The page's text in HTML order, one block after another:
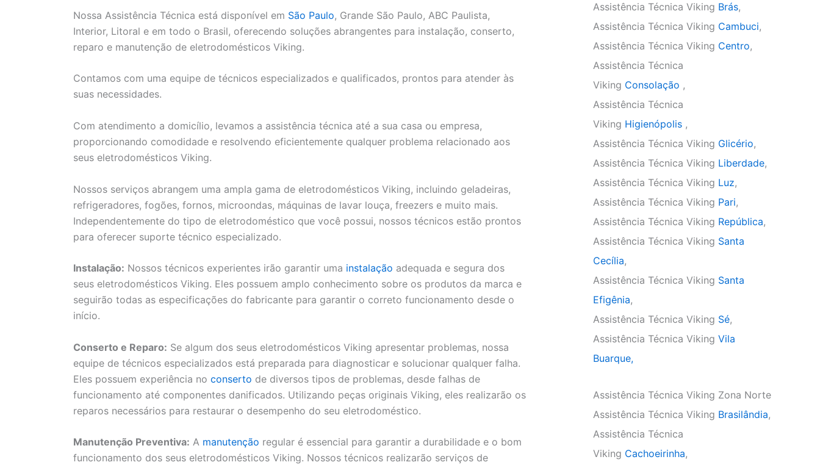
Nossa Assistência Técnica está disponível em São Paulo, Grande São Paulo, ABC Paulista,
Interior, Litoral e em todo o Brasil, oferecendo soluções abrangentes para instalação, conserto,
reparo e manutenção de eletrodomésticos Viking.
Contamos com uma equipe de técnicos especializados e qualificados, prontos para atender às
suas necessidades.
Com atendimento a domicílio, levamos a assistência técnica até a sua casa ou empresa,
proporcionando comodidade e resolvendo eficientemente qualquer problema relacionado aos
seus eletrodomésticos Viking.
Nossos serviços abrangem uma ampla gama de eletrodomésticos Viking, incluindo geladeiras,
refrigeradores, fogões, fornos, microondas, máquinas de lavar louça, freezers e muito mais.
Independentemente do tipo de eletrodoméstico que você possui, nossos técnicos estão prontos
para oferecer suporte técnico especializado.
Instalação: Nossos técnicos experientes irão garantir uma instalação adequada e segura dos
seus eletrodomésticos Viking. Eles possuem amplo conhecimento sobre os produtos da marca e
seguirão todas as especificações do fabricante para garantir o correto funcionamento desde o
início.
Conserto e Reparo: Se algum dos seus eletrodomésticos Viking apresentar problemas, nossa
equipe de técnicos especializados está preparada para diagnosticar e solucionar qualquer falha.
Eles possuem experiência no conserto de diversos tipos de problemas, desde falhas de
funcionamento até componentes danificados. Utilizando peças originais Viking, eles realizarão os
reparos necessários para restaurar o desempenho do seu eletrodoméstico.
Manutenção Preventiva: A manutenção regular é essencial para garantir a durabilidade e o bom
funcionamento dos seus eletrodomésticos Viking. Nossos técnicos realizarão serviços de
Assistência Técnica Viking Brás,
Assistência Técnica Viking Cambuci,
Assistência Técnica Viking Centro,
Assistência Técnica
Viking Consolação ,
Assistência Técnica
Viking Higienópolis ,
Assistência Técnica Viking Glicério,
Assistência Técnica Viking Liberdade,
Assistência Técnica Viking Luz,
Assistência Técnica Viking Pari,
Assistência Técnica Viking República,
Assistência Técnica Viking Santa
Cecília,
Assistência Técnica Viking Santa
Efigênia,
Assistência Técnica Viking Sé,
Assistência Técnica Viking Vila
Buarque,
Assistência Técnica Viking Zona Norte
Assistência Técnica Viking Brasilândia,
Assistência Técnica
Viking Cachoeirinha,